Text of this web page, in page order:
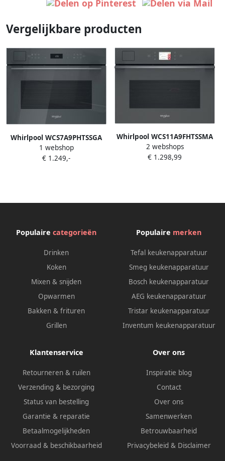
Vergelijkbare producten
Whirlpool WCS7A9PHTSSGA
Inbouw combi stoomoven
Grijs
1 webshop
€ 1.249,-
Whirlpool WCS11A9FHTSSMA
48 l Grijs
2 webshops
€ 1.298,99
Populaire categorieën
Drinken
Koken
Mixen & snijden
Opwarmen
Bakken & frituren
Grillen
Populaire merken
Tefal keukenapparatuur
Smeg keukenapparatuur
Bosch keukenapparatuur
AEG keukenapparatuur
Tristar keukenapparatuur
Inventum keukenapparatuur
Klantenservice
Retourneren & ruilen
Verzending & bezorging
Status van bestelling
Garantie & reparatie
Betaalmogelijkheden
Voorraad & beschikbaarheid
Over ons
Inspiratie blog
Contact
Over ons
Samenwerken
Betrouwbaarheid
Privacybeleid & Disclaimer